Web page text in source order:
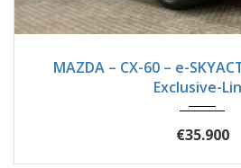
MAZDA – CX-60 – e-
Exclusive-
€35.900